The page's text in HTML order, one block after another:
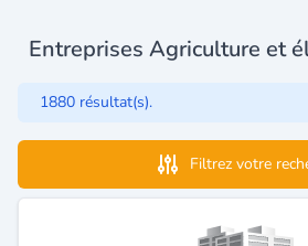
Entreprises Agriculture et
1880 résultat(s).
Filtrez votre